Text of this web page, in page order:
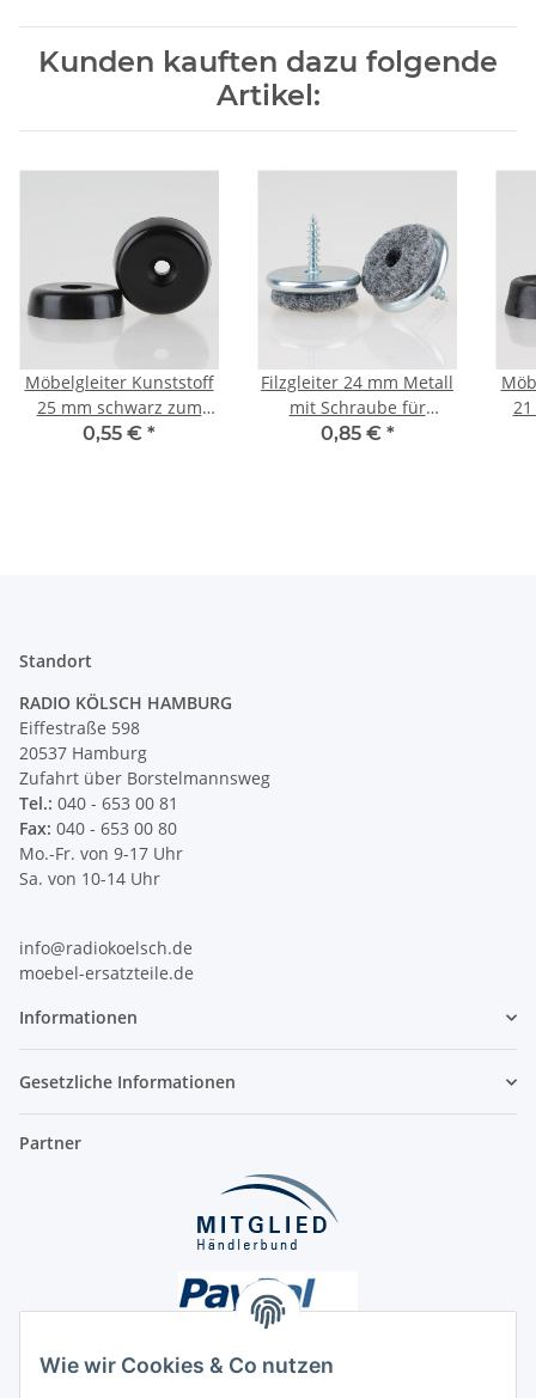
Wie wir Cookies & Co nutzen
Kunden kauften dazu folgende
Artikel:
Möbelgleiter Kunststoff
25 mm schwarz zum
Schrauben
0,55 € *
Filzgleiter 24 mm Metall
mit Schraube für
Holzstühle
0,85 € *
Standort
RADIO KÖLSCH HAMBURG
Eiffestraße 598
20537 Hamburg
Zufahrt über Borstelmannsweg
Tel.: 040 - 653 00 81
Fax: 040 - 653 00 80
Mo.-Fr. von 9-17 Uhr
Sa. von 10-14 Uhr
info@radiokoelsch.de
moebel-ersatzteile.de
Informationen
Gesetzliche Informationen
Partner